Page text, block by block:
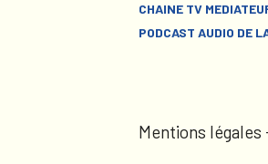
CHAINE TV
PODCAST AUDIO DE
Mentions légales